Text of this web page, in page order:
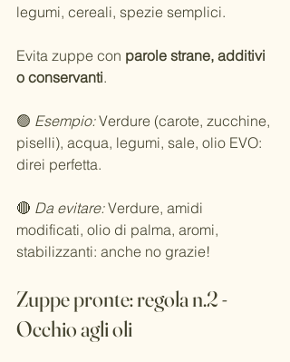
legumi, cereali, spezie semplici.
Evita zuppe con parole strane, additivi
o conservanti.
🟢 Esempio: Verdure (carote, zucchine,
piselli), acqua, legumi, sale, olio EVO:
direi perfetta.
🔴 Da evitare: Verdure, amidi
modificati, olio di palma, aromi,
stabilizzanti: anche no grazie!
Zuppe pronte: regola n.2 -
Occhio agli oli